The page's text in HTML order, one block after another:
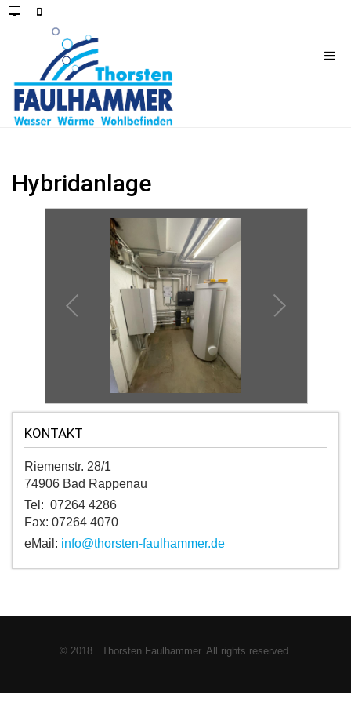
Hybridanlage
KONTAKT
Riemenstr. 28/1
74906 Bad Rappenau
Tel: 07264 4286
Fax: 07264 4070
eMail: info@thorsten-faulhammer.de
© 2018 Thorsten Faulhammer. All rights reserved.